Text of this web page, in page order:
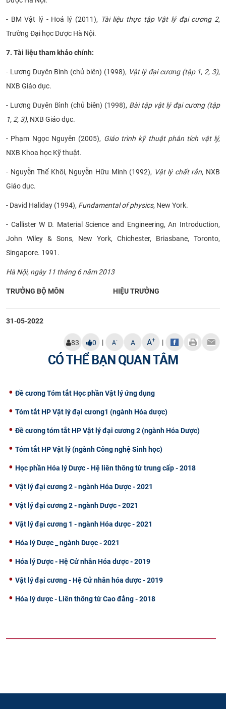
- BM Vật lý - Hoá lý (2011), Tài liệu thực tập Vật lý đại cương 2,
Trường Đại học Dược Hà Nội.
7. Tài liệu tham khảo chính:
- Lương Duyên Bình (chủ biên) (1998), Vật lý đại cương (tập 1, 2, 3),
NXB Giáo dục.
- Lương Duyên Bình (chủ biên) (1998), Bài tập vật lý đại cương (tập
1, 2, 3), NXB Giáo dục.
- Phạm Ngọc Nguyên (2005), Giáo trình kỹ thuật phân tích vật lý,
NXB Khoa học Kỹ thuật.
- Nguyễn Thế Khôi, Nguyễn Hữu Mình (1992), Vật lý chất rắn, NXB
Giáo dục.
- David Haliday (1994), Fundamental of physics, New York.
- Callister W D. Material Science and Engineering, An Introduction,
John Wiley & Sons, New York, Chichester, Briasbane, Toronto,
Singapore. 1991.
Hà Nội, ngày 11 tháng 6 năm 2013
TRƯỞNG BỘ MÔN HIỆU TRƯỞNG
31-05-2022
83 0 | A- A A+ |
CÓ THỂ BẠN QUAN TÂM
Đề cương Tóm tắt Học phần Vật lý ứng dụng
Tóm tắt HP Vật lý đại cương1 (ngành Hóa dược)
Đề cương tóm tắt HP Vật lý đại cương 2 (ngành Hóa Dược)
Tóm tắt HP Vật lý (ngành Công nghệ Sinh học)
Học phần Hóa lý Dược - Hệ liên thông từ trung cấp - 2018
Vật lý đại cương 2 - ngành Hóa Dược - 2021
Vật lý đại cương 2 - ngành Dược - 2021
Vật lý đại cương 1 - ngành Hóa dược - 2021
Hóa lý Dược _ ngành Dược - 2021
Hóa lý Dược - Hệ Cử nhân Hóa dược - 2019
Vật lý đại cương - Hệ Cử nhân hóa dược - 2019
Hóa lý dược - Liên thông từ Cao đẳng - 2018